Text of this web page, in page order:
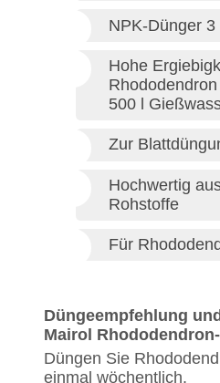
NPK-Dünger
Hohe
500 l
Zur
Hochwertig
Rohstoffe
Für
Düngeempfehlung
Mairol
Düngen Sie
einmal wöchentlich.